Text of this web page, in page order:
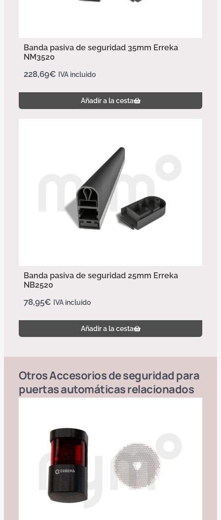
Banda pasiva de seguridad 35mm Erreka
NM3520
228,69€ IVA incluido
Añadir a la cesta
Banda pasiva de seguridad 25mm Erreka
NB2520
78,95€ IVA incluido
Añadir a la cesta
OtrosAccesorios de seguridad para
puertas automáticasrelacionados